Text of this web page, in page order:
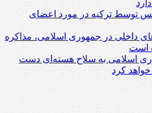
توسط ترکیه در مورد اعضای
داخلی در جمهوری اسلامی، مذاکره
است
اسلامی به سلاح هسته‌ای دست
خواهد کرد